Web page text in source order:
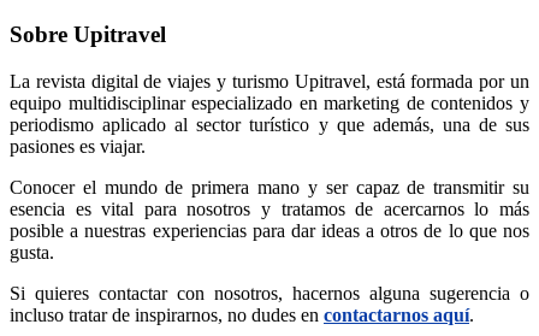
Sobre Upitravel
La revista digital de viajes y turismo Upitravel, está formada por un
equipo multidisciplinar especializado en marketing de contenidos y
periodismo aplicado al sector turístico y que además, una de sus
pasiones es viajar.
Conocer el mundo de primera mano y ser capaz de transmitir su
esencia es vital para nosotros y tratamos de acercarnos lo más
posible a nuestras experiencias para dar ideas a otros de lo que nos
gusta.
Si quieres contactar con nosotros, hacernos alguna sugerencia o
incluso tratar de inspirarnos, no dudes en contactarnos aquí.